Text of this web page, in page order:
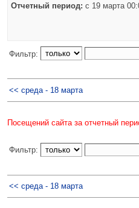
Отчетный период: c 19 марта
Фильтр:
<< среда - 18 марта
Посещений сайта за отчетный
Фильтр:
<< среда - 18 марта